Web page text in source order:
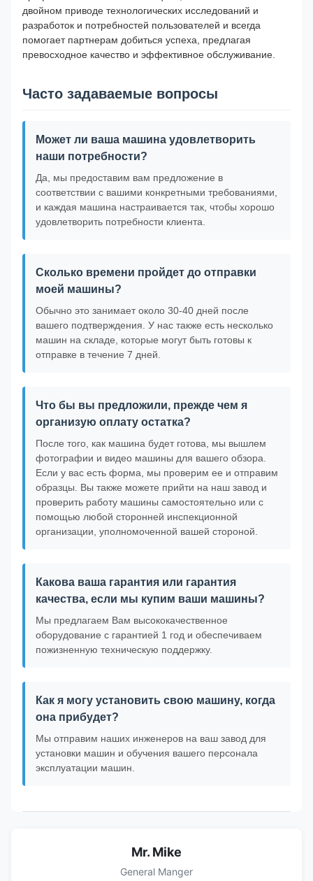
двойном приводе технологических исследований и
разработок и потребностей пользователей и всегда
помогает партнерам добиться успеха, предлагая
превосходное качество и эффективное обслуживание.
Часто задаваемые вопросы
Может ли ваша машина удовлетворить
наши потребности?
Да, мы предоставим вам предложение в
соответствии с вашими конкретными требованиями,
и каждая машина настраивается так, чтобы хорошо
удовлетворить потребности клиента.
Сколько времени пройдет до отправки
моей машины?
Обычно это занимает около 30-40 дней после
вашего подтверждения. У нас также есть несколько
машин на складе, которые могут быть готовы к
отправке в течение 7 дней.
Что бы вы предложили, прежде чем я
организую оплату остатка?
После того, как машина будет готова, мы вышлем
фотографии и видео машины для вашего обзора.
Если у вас есть форма, мы проверим ее и отправим
образцы. Вы также можете прийти на наш завод и
проверить работу машины самостоятельно или с
помощью любой сторонней инспекционной
организации, уполномоченной вашей стороной.
Какова ваша гарантия или гарантия
качества, если мы купим ваши машины?
Мы предлагаем Вам высококачественное
оборудование с гарантией 1 год и обеспечиваем
пожизненную техническую поддержку.
Как я могу установить свою машину, когда
она прибудет?
Мы отправим наших инженеров на ваш завод для
установки машин и обучения вашего персонала
эксплуатации машин.
Mr. Mike
General Manger